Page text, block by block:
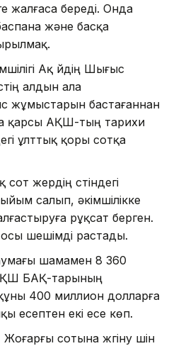
жалғаса береді. Онда
және басқа
Ақ үйдің Шығыс
алдын ала
жұмыстарын бастағаннан
қарсы АҚШ-тың тарихи
ұлттық қоры сотқа
жердің үстіндегі
салып, әкімшілікке
рұқсат берген.
шешімді растады.
шамамен 8 360
БАҚ-тарының
400 миллион долларға
есептен екі есе көп.
сотына жүгіну үшін